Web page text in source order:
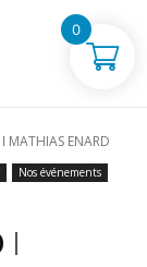
MATHIAS ENARD
Nos événements
0